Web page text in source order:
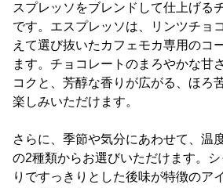
スプレッソをブレンドして仕上げる
です。エスプレッソは、リンツチョ
えて選び抜いたカフェモカ専用のコ
ます。チョコレートのまろやかな甘
コクと、芳醇な香りが広がる、ほろ
楽しみいただけます。
さらに、季節や気分にあわせて、温
の2種類からお選びいただけます。
りですっきりとした後味が特徴のア